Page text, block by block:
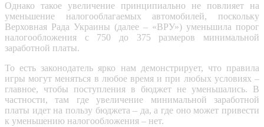
Однако такое увеличение принципиально не повлияет на
уменьшение налогооблагаемых автомобилей, поскольку
Верховная Рада Украины (далее – «ВРУ») уменьшила порог
налогообложения с 750 до 375 размеров минимальной
заработной платы.
То есть законодатель ярко нам демонстрирует, что правила
игры могут меняться в любое время и при любых условиях –
главное, чтобы поступления в бюджет не уменьшались. В
частности, там где увеличение минимальной заработной
платы идет на пользу бюджета – да, а где оно может привести
к уменьшению налогообложения – нет.